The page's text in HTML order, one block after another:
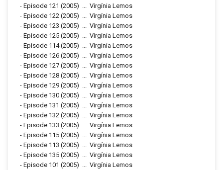
- Episode 121 (2005)
Virgínia Lemos
- Episode 122 (2005)
Virgínia Lemos
- Episode 123 (2005)
Virgínia Lemos
- Episode 125 (2005)
Virgínia Lemos
- Episode 114(2005)
Virgínia Lemos
- Episode 126 (2005)
Virgínia Lemos
- Episode 127 (2005)
Virgínia Lemos
- Episode 128 (2005)
Virgínia Lemos
- Episode 129 (2005)
Virgínia Lemos
- Episode 130 (2005)
Virgínia Lemos
- Episode 131 (2005)
Virgínia Lemos
- Episode 132 (2005)
Virgínia Lemos
- Episode 133 (2005)
Virgínia Lemos
- Episode 115 (2005)
Virgínia Lemos
- Episode 113 (2005)
Virgínia Lemos
- Episode 135 (2005)
Virgínia Lemos
- Episode 101 (2005)
Virgínia Lemos